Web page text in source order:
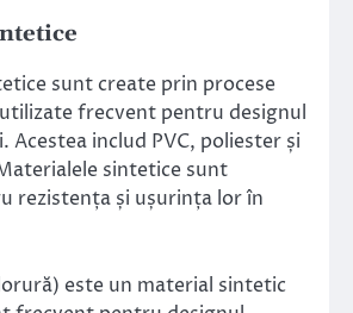
sunt create prin procese
frecvent pentru designul
Acestea includ PVC, poliester și
sintetice sunt
rezistența și ușurința lor în
este un material sintetic